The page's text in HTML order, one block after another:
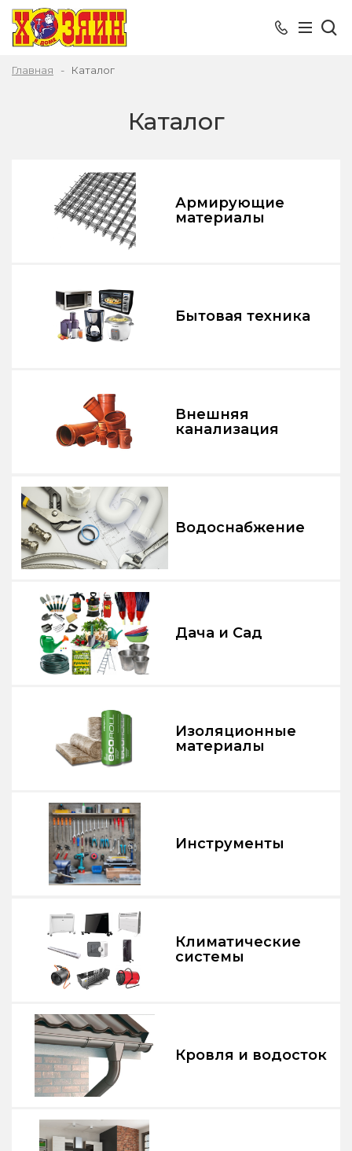
Главная Каталог
Каталог
Армирующие
материалы
Бытовая техника
Внешняя
канализация
Водоснабжение
Дача и Сад
Изоляционные
материалы
Инструменты
Климатические
системы
Кровля и водосток